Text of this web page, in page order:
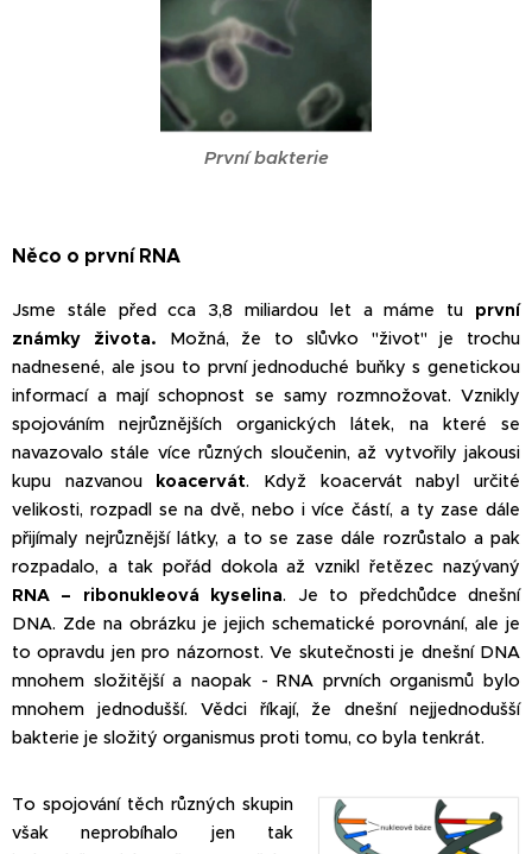
První bakterie
Něco o první RNA
Jsme stále před cca 3,8 miliardou let a máme tu první
známky života. Možná, že to slůvko "život" je trochu
nadnesené, ale jsou to první jednoduché buňky s genetickou
informací a mají schopnost se samy rozmnožovat. Vznikly
spojováním nejrůznějších organických látek, na které se
navazovalo stále více různých sloučenin, až vytvořily jakousi
kupu nazvanou koacervát. Když koacervát nabyl určité
velikosti, rozpadl se na dvě, nebo i více částí, a ty zase dále
přijímaly nejrůznější látky, a to se zase dále rozrůstalo a pak
rozpadalo, a tak pořád dokola až vznikl řetězec nazývaný
RNA – ribonukleová kyselina. Je to předchůdce dnešní
DNA. Zde na obrázku je jejich schematické porovnání, ale je
to opravdu jen pro názornost. Ve skutečnosti je dnešní DNA
mnohem složitější a naopak - RNA prvních organismů bylo
mnohem jednodušší. Vědci říkají, že dnešní nejjednodušší
bakterie je složitý organismus proti tomu, co byla tenkrát.
To spojování těch různých skupin
však neprobíhalo jen tak